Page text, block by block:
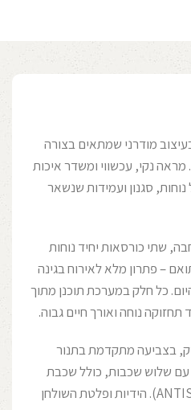
מודרני שמתאים בצורה
נקי, עכשווי ומשדר איכות
סגנון ועמידות שנשאר
שתי כורסאות יחיד נוחות
– פתרון מלא לאירוח בגינה
כל חלק במערכת תוכנן מתוך
נוחה ואורך חיים גבוה.
בצביעה מתקדמת בתנור
בטכניקת Powder Coating עם שלוש שכבות, כולל שכבת
הגנה נגד שריטות (ANTISCRATCH). הידיות ופלטת השולחן